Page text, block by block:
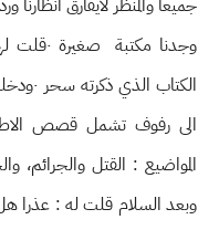
وجدنا
الى رفوف تشمل قصص